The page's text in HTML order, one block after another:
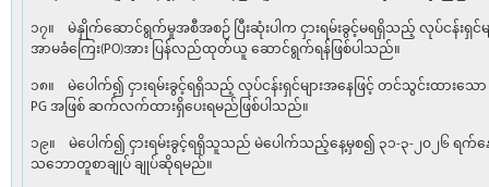
၁၇။ မဲနှိုက်ဆောင်ရွက်မှုအစီအစဉ် ပြီးဆုံးပါက ငှားရမ်းခွင့်မရရှိသည့် လုပ်ငန်းရှင်မ
အာမခံကြေး(PO)အား ပြန်လည်ထုတ်ယူ ဆောင်ရွက်ရန်ဖြစ်ပါသည်။
၁၈။ မဲပေါက်၍ ငှားရမ်းခွင့်ရရှိသည့် လုပ်ငန်းရှင်များအနေဖြင့် တင်သွင်းထားသော
PG အဖြစ် ဆက်လက်ထားရှိပေးရမည်ဖြစ်ပါသည်။
၁၉။ မဲပေါက်၍ ငှားရမ်းခွင့်ရရှိသူသည် မဲပေါက်သည့်နေ့မှစ၍ ၃၁-၃-၂၀၂၆ ရက်နေ့
သဘောတူစာချုပ် ချုပ်ဆိုရမည်။